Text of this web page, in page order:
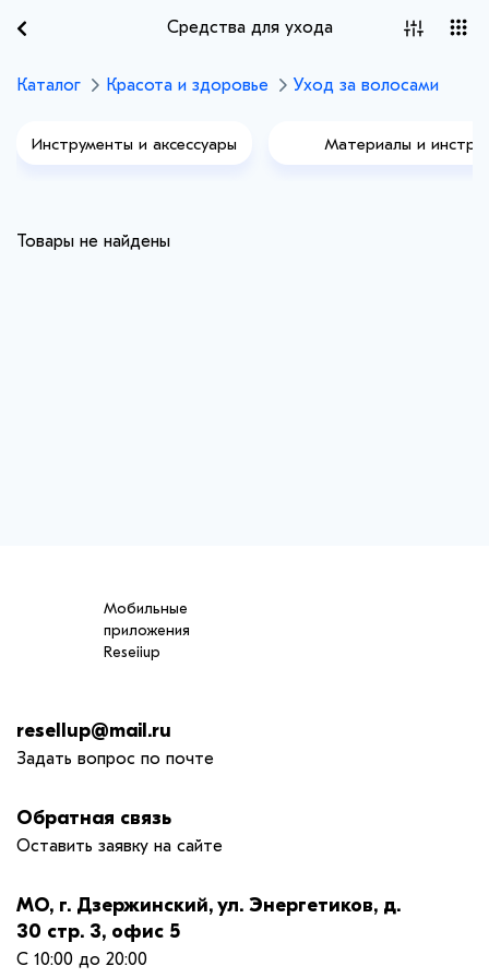
Средства для ухода
Каталог Красота и здоровье Уход за волосами
Инструменты и аксессуары
Материалы и
Товары не найдены
Мобильные
приложения
Reseiiup
resellup@mail.ru
Задать вопрос по почте
Обратная связь
Оставить заявку на сайте
МО, г. Дзержинский, ул. Энергетиков, д.
30 стр. 3, офис 5
С 10:00 до 20:00